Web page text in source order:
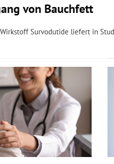
von Bauchfett
Survodutide liefert in